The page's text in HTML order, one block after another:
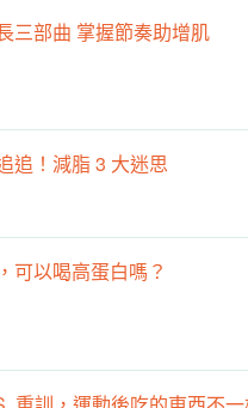
三部曲 掌握節奏助增肌
追！減脂 3 大迷思
可以喝高蛋白嗎？